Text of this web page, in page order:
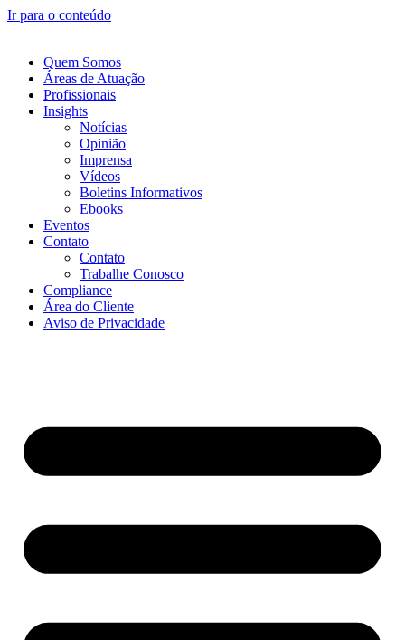
Ir para o conteúdo
Quem Somos
Áreas de Atuação
Profissionais
Insights
Notícias
Opinião
Imprensa
Vídeos
Boletins Informativos
Ebooks
Eventos
Contato
Contato
Trabalhe Conosco
Compliance
Área do Cliente
Aviso de Privacidade